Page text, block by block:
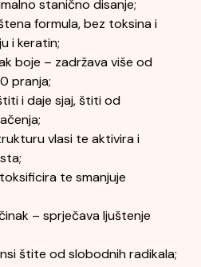
stanično disanje;
formula, bez toksina i
i keratin;
boje – zadržava više od
pranja;
i daje sjaj, štiti od
vlasi te aktivira i
te smanjuje
– sprječava ljuštenje
štite od slobodnih radikala;